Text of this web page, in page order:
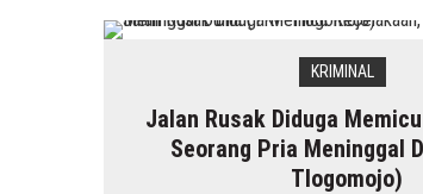
KRIMINAL
Jalan Rusak Diduga
Seorang Pria Meninggal
Tlogomojo)